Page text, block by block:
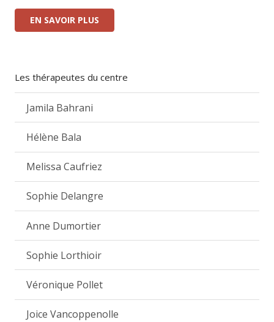
EN SAVOIR PLUS
Les thérapeutes du centre
Jamila Bahrani
Hélène Bala
Melissa Caufriez
Sophie Delangre
Anne Dumortier
Sophie Lorthioir
Véronique Pollet
Joice Vancoppenolle